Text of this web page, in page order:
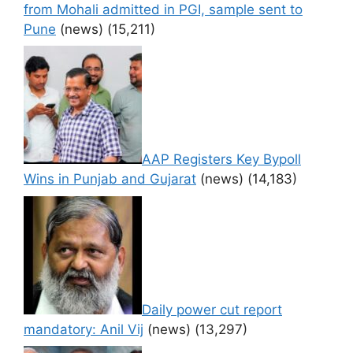
from Mohali admitted in PGI, sample sent to
Pune (news) (15,211)
AAP Registers Key Bypoll
Wins in Punjab and Gujarat (news) (14,183)
Daily power cut report
mandatory: Anil Vij (news) (13,297)